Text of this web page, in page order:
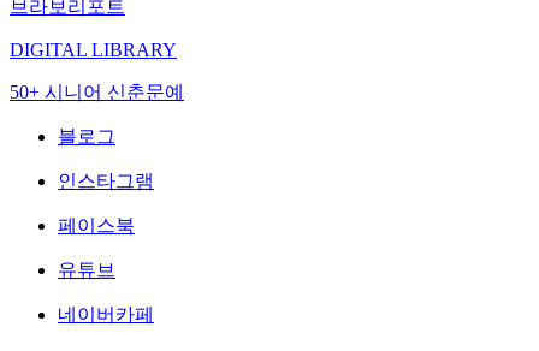
브라보리포트
DIGITAL LIBRARY
50+ 시니어 신춘문예
블로그
인스타그램
페이스북
유튜브
네이버카페